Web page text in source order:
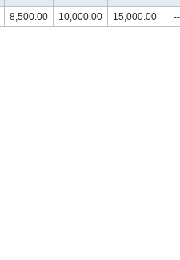
8,500.00 10,000.00 15,000.00